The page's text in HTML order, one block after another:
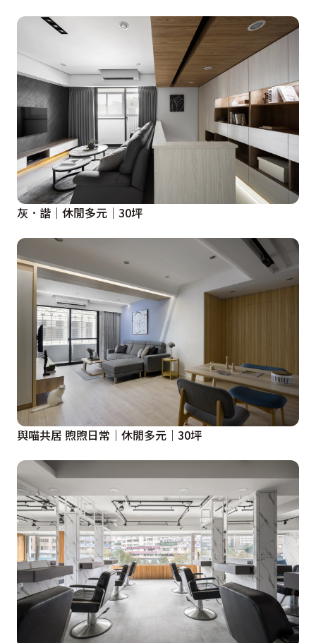
灰．諧｜休閒多元｜30坪
與喵共居 煦煦日常｜休閒多元｜30坪